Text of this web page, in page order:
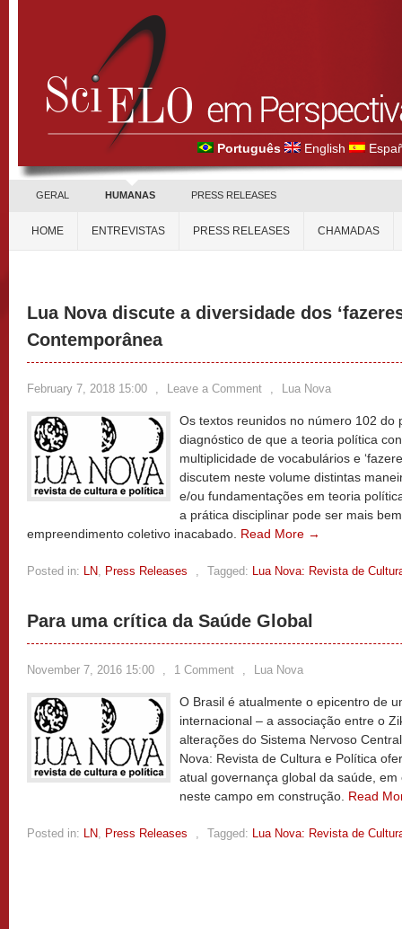
Português English
GERAL HUMANAS PRESS RELEASES
HOME ENTREVISTAS PRESS RELEASES CHAMADAS
Lua Nova discute a diversidade dos
Contemporânea
February 7, 2018 15:00 , Leave a Comment , Lua Nova
Os textos reunidos no número 102 do
diagnóstico de que a teoria política
multiplicidade de vocabulários e
discutem neste volume distintas
e/ou fundamentações em teoria
a prática disciplinar pode ser mais
empreendimento coletivo inacabado. Read More →
Posted in: LN, Press Releases , Tagged: Lua Nova: Revista de
Para uma crítica da Saúde Global
November 7, 2016 15:00 , 1 Comment , Lua Nova
O Brasil é atualmente o epicentro de
internacional – a associação entre o
alterações do Sistema Nervoso
Nova: Revista de Cultura e Política
atual governança global da saúde,
neste campo em construção. Read
Posted in: LN, Press Releases , Tagged: Lua Nova: Revista de